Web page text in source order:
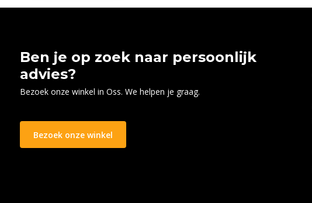
Ben je op zoek naar persoonlijk
advies?
Bezoek onze winkel in Oss. We helpen je graag.
Bezoek onze winkel